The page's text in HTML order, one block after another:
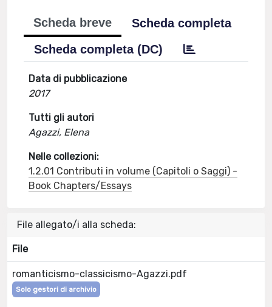
Scheda breve
Scheda completa
Scheda completa (DC)
Data di pubblicazione
2017
Tutti gli autori
Agazzi, Elena
Nelle collezioni:
1.2.01 Contributi in volume (Capitoli o Saggi) -
Book Chapters/Essays
File allegato/i alla scheda:
File
romanticismo-classicismo-Agazzi.pdf
Solo gestori di archivio